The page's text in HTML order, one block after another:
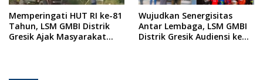
Memperingati HUT RI ke-81
Tahun, LSM GMBI Distrik
Gresik Ajak Masyarakat
Wujudkan Senergisitas
Antar Lembaga, LSM GMBI
Distrik Gresik Audiensi ke